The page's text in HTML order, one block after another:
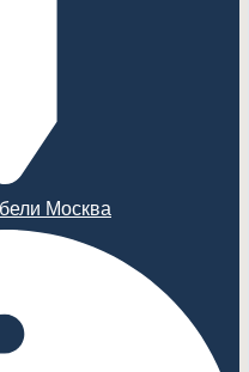
Москва